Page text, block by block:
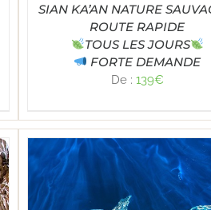
SIAN KA’AN NATURE
ROUTE RAPIDE
TOUS LES JOURS
FORTE DEMANDE
De : 139€